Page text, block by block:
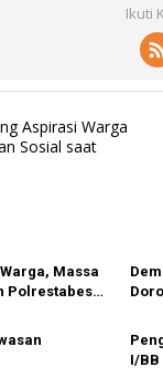
Ikuti
Aspirasi Warga
Sosial saat
Massa
Polrestabes
I/BB